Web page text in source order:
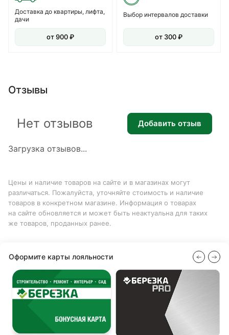
Доставка до квартиры, лифта,
дачи
от 900 ₽
Выбор интервалов доставки
от 300 ₽
Отзывы
Загрузка отзывов...
Нет отзывов Добавить отзыв
Цены и наличие товаров на сайте и в магазинах могут
различаться. Пожалуйста, уточняйте стоимость и наличие
товаров в конкретном магазине. Информация о товарах
на сайте обновляется и может быть неактуальна для таких
же товаров, проданных ранее.
Оформите карты лояльности